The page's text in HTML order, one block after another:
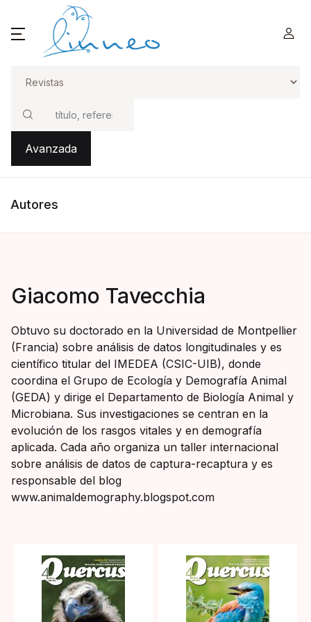
Buscar
Avanzada
Autores
Giacomo Tavecchia
Obtuvo su doctorado en la Universidad de Montpellier
(Francia) sobre análisis de datos longitudinales y es
científico titular del IMEDEA (CSIC-UIB), donde
coordina el Grupo de Ecología y Demografía Animal
(GEDA) y dirige el Departamento de Biología Animal y
Microbiana. Sus investigaciones se centran en la
evolución de los rasgos vitales y en demografía
aplicada. Cada año organiza un taller internacional
sobre análisis de datos de captura-recaptura y es
responsable del blog
www.animaldemography.blogspot.com